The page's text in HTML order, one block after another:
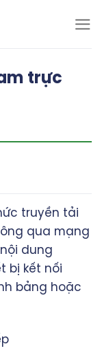
trực
truyền tải
qua mạng
dung
bị kết nối
bảng hoặc